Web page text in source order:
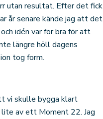
utan resultat. Efter det fick
år senare kände jag att det
idén var för bra för att
längre höll dagens
tog form.
vi skulle bygga klart
av ett Moment 22. Jag